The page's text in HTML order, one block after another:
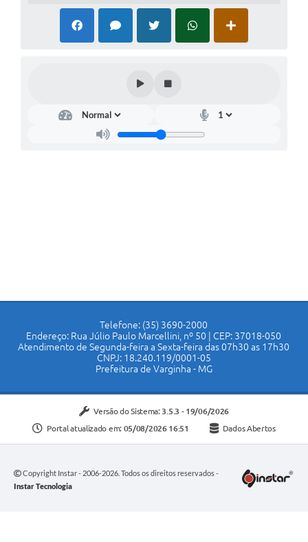
Telefone: (35) 3690-2000
Endereço: Rua Júlio Paulo Marcellini, nº 50 | CEP: 37018-050
Atendimento de Segunda-feira a Sexta-feira das 07h30 as 17h30
CNPJ: 18.240.119/0001-05
Prefeitura de Varginha - MG
Versão do Sistema: 3.5.3 - 19/06/2026
Portal atualizado em: 05/08/2026 16:51 Dados Abertos
Copyright Instar - 2006-2026. Todos os direitos reservados -
Instar Tecnologia